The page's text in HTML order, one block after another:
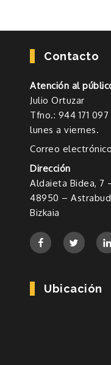
Contacto
Atención al
Julio Ortuzar
Tfno.: 944 171
lunes a viernes.
Correo
Dirección
Aldaieta Bidea, 7
48950 –
Bizkaia
Ubicación